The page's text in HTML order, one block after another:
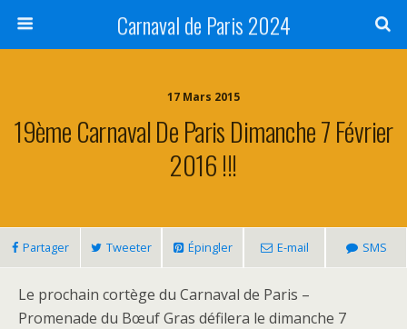
Carnaval de Paris 2024
17 Mars 2015
19ème Carnaval De Paris Dimanche 7 Février
2016 !!!
Partager Tweeter Épingler E-mail SMS
Le prochain cortège du Carnaval de Paris –
Promenade du Bœuf Gras défilera le dimanche 7